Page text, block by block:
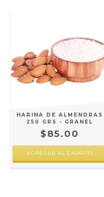
HARINA DE ALMENDRAS
250 GRS - GRANEL
$85.00